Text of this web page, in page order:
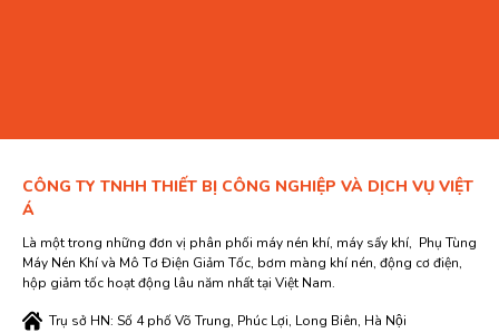
CÔNG TY TNHH THIẾT BỊ CÔNG NGHIỆP VÀ DỊCH VỤ VIỆT
Á
Là một trong những đơn vị phân phối máy nén khí, máy sấy khí, Phụ Tùng
Máy Nén Khí và Mô Tơ Điện Giảm Tốc, bơm màng khí nén, động cơ điện,
hộp giảm tốc hoạt động lâu năm nhất tại Việt Nam.
Trụ sở HN: Số 4 phố Võ Trung, Phúc Lợi, Long Biên, Hà Nội